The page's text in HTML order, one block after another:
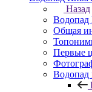
Назад
Водопад
Общая
Первые
Водопад